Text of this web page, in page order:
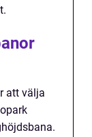
att välja